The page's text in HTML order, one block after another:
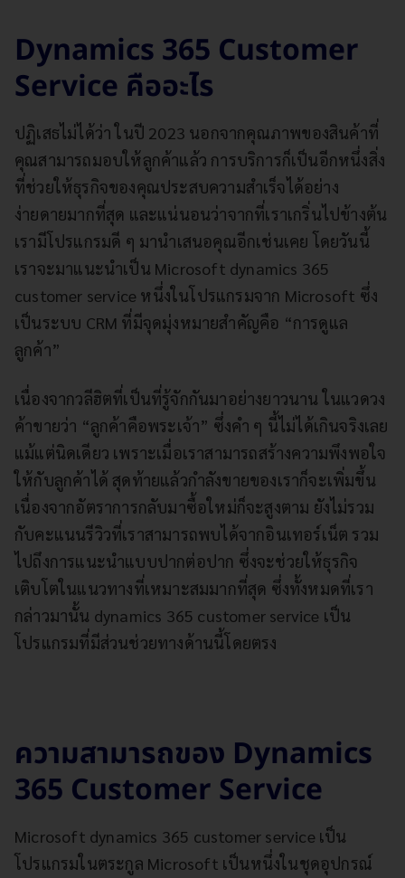
Dynamics 365 Customer
Service คืออะไร
ปฏิเสธไม่ได้ว่า ในปี 2023 นอกจากคุณภาพของสินค้าที่
คุณสามารถมอบให้ลูกค้าแล้ว การบริการก็เป็นอีกหนึ่งสิ่ง
ที่ช่วยให้ธุรกิจของคุณประสบความสำเร็จได้อย่าง
ง่ายดายมากที่สุด และแน่นอนว่าจากที่เราเกริ่นไปข้างต้น
เรามีโปรแกรมดี ๆ มานำเสนอคุณอีกเช่นเคย โดยวันนี้
เราจะมาแนะนำเป็น Microsoft dynamics 365
customer service หนึ่งในโปรแกรมจาก Microsoft ซึ่ง
เป็นระบบ CRM ที่มีจุดมุ่งหมายสำคัญคือ “การดูแล
ลูกค้า”
เนื่องจากวลีฮิตที่เป็นที่รู้จักกันมาอย่างยาวนาน ในแวดวง
ค้าขายว่า “ลูกค้าคือพระเจ้า” ซึ่งคำ ๆ นี้ไม่ได้เกินจริงเลย
แม้แต่นิดเดียว เพราะเมื่อเราสามารถสร้างความพึงพอใจ
ให้กับลูกค้าได้ สุดท้ายแล้วกำลังขายของเราก็จะเพิ่มขึ้น
เนื่องจากอัตราการกลับมาซื้อใหม่ก็จะสูงตาม ยังไม่รวม
กับคะแนนรีวิวที่เราสามารถพบได้จากอินเทอร์เน็ต รวม
ไปถึงการแนะนำแบบปากต่อปาก ซึ่งจะช่วยให้ธุรกิจ
เติบโตในแนวทางที่เหมาะสมมากที่สุด ซึ่งทั้งหมดที่เรา
กล่าวมานั้น dynamics 365 customer service เป็น
โปรแกรมที่มีส่วนช่วยทางด้านนี้โดยตรง
ความสามารถของ Dynamics
365 Customer Service
Microsoft dynamics 365 customer service เป็น
โปรแกรมในตระกูล Microsoft เป็นหนึ่งในชุดอุปกรณ์